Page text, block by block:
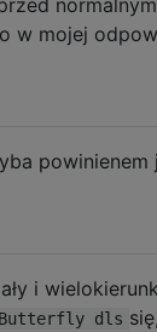
w mojej
i
dls